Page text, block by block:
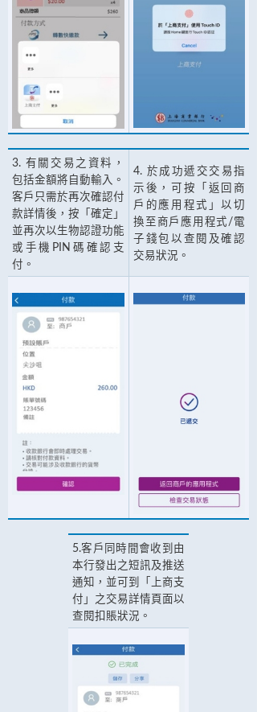
3. 有關交易之資料，
包括金額將自動輸入。
客戶只需於再次確認付
款詳情後，按「確定」
並再次以生物認證功能
或手機PIN碼確認支
付。
4. 於成功遞交交易指
示後，可按「返回商
戶的應用程式」以切
換至商戶應用程式/電
子錢包以查閱及確認
交易狀況。
5.客戶同時間會收到由
本行發出之短訊及推送
通知，並可到「上商支
付」之交易詳情頁面以
查閱扣賬狀況。